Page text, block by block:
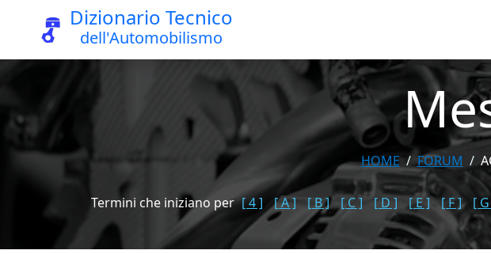
Dizionario Tecnico
dell'Automobilismo
HOME FORUM
Termini che iniziano per [ 4 ] [ A ] [ B ] [ C ] [ D ] [ E ] [ F ] [